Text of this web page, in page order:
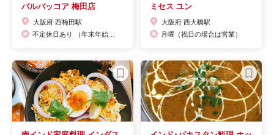
バルバッコア 梅田店
大阪府 西梅田駅
ミセス ユン
大阪府 西大橋駅
月曜（祝日の場合は営業）